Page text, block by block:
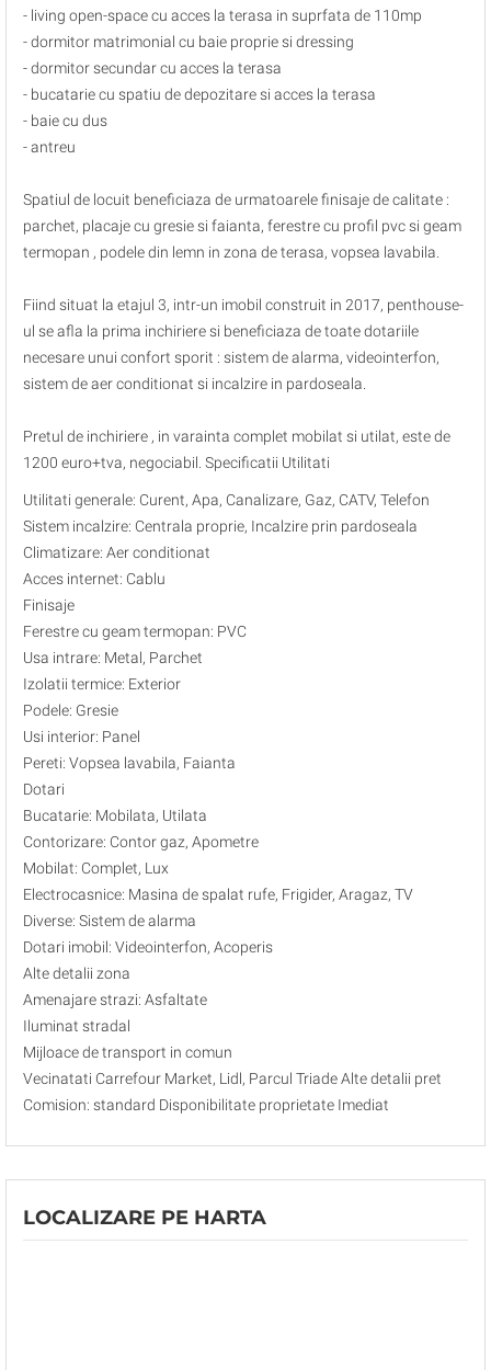
- living open-space cu acces la terasa in suprfata de 110mp
- dormitor matrimonial cu baie proprie si dressing
- dormitor secundar cu acces la terasa
- bucatarie cu spatiu de depozitare si acces la terasa
- baie cu dus
- antreu
Spatiul de locuit beneficiaza de urmatoarele finisaje de calitate :
parchet, placaje cu gresie si faianta, ferestre cu profil pvc si geam
termopan , podele din lemn in zona de terasa, vopsea lavabila.
Fiind situat la etajul 3, intr-un imobil construit in 2017, penthouse-
ul se afla la prima inchiriere si beneficiaza de toate dotariile
necesare unui confort sporit : sistem de alarma, videointerfon,
sistem de aer conditionat si incalzire in pardoseala.
Pretul de inchiriere , in varainta complet mobilat si utilat, este de
1200 euro+tva, negociabil. Specificatii Utilitati
Utilitati generale: Curent, Apa, Canalizare, Gaz, CATV, Telefon
Sistem incalzire: Centrala proprie, Incalzire prin pardoseala
Climatizare: Aer conditionat
Acces internet: Cablu
Finisaje
Ferestre cu geam termopan: PVC
Usa intrare: Metal, Parchet
Izolatii termice: Exterior
Podele: Gresie
Usi interior: Panel
Pereti: Vopsea lavabila, Faianta
Dotari
Bucatarie: Mobilata, Utilata
Contorizare: Contor gaz, Apometre
Mobilat: Complet, Lux
Electrocasnice: Masina de spalat rufe, Frigider, Aragaz, TV
Diverse: Sistem de alarma
Dotari imobil: Videointerfon, Acoperis
Alte detalii zona
Amenajare strazi: Asfaltate
Iluminat stradal
Mijloace de transport in comun
Vecinatati Carrefour Market, Lidl, Parcul Triade Alte detalii pret
Comision: standard Disponibilitate proprietate Imediat
LOCALIZARE PE HARTA